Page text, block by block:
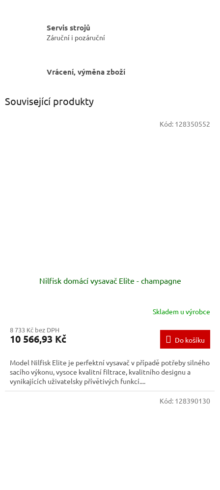
Servis strojů
Záruční i pozáruční
Vrácení, výměna zboží
Související produkty
Nilfisk domácí vysavač Elite - champagne
Skladem u výrobce
8 733 Kč bez DPH
10 566,93 Kč Do košíku
Model Nilfisk Elite je perfektní vysavač v případě potřeby silného
sacího výkonu, vysoce kvalitní filtrace, kvalitního designu a
vynikajících uživatelsky přívětivých funkcí....
Kód: 128350552
Kód: 128390130